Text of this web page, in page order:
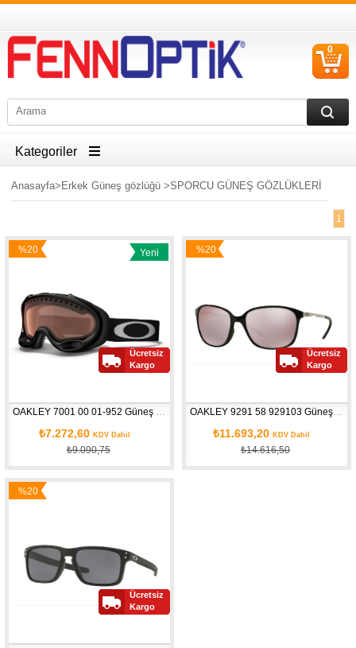
0
Kategoriler
Anasayfa> Erkek Güneş gözlüğü>SPORCU GÜNEŞ GÖZLÜKLERİ
1
₺7.272,60 KDV Dahil
₺9.090,75
%20
Ücretsiz
Kargo
Yeni
₺11.693,20KDV Dahil
₺14.616,50
%20
Ücretsiz
Kargo
%20
Ücretsiz
Kargo